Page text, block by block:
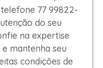
77 99822-
do seu
na expertise
mantenha seu
condições de